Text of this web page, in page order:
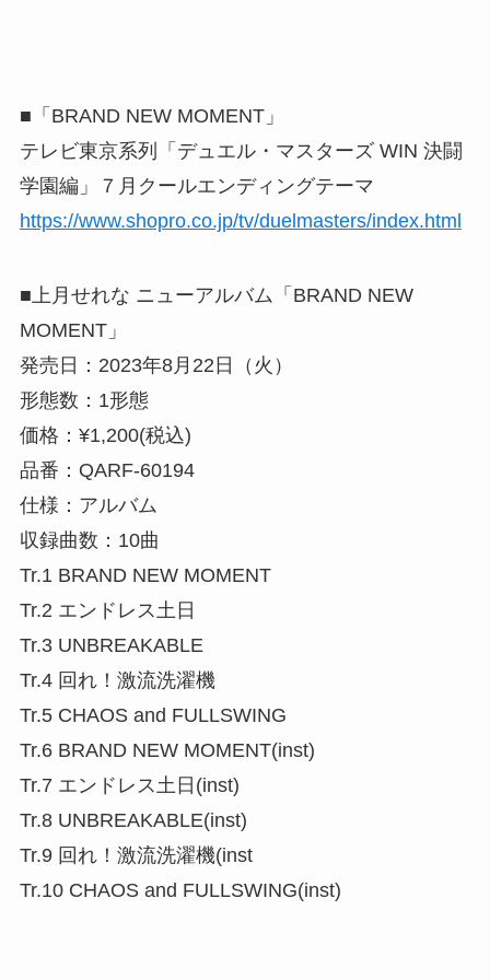
■「BRAND NEW MOMENT」
テレビ東京系列「デュエル・マスターズ WIN 決闘
学園編」７月クールエンディングテーマ
https://www.shopro.co.jp/tv/duelmasters/index.html
■上月せれな ニューアルバム「BRAND NEW
MOMENT」
発売日：2023年8月22日（火）
形態数：1形態
価格：¥1,200(税込)
品番：QARF-60194
仕様：アルバム
収録曲数：10曲
Tr.1 BRAND NEW MOMENT
Tr.2 エンドレス土日
Tr.3 UNBREAKABLE
Tr.4 回れ！激流洗濯機
Tr.5 CHAOS and FULLSWING
Tr.6 BRAND NEW MOMENT(inst)
Tr.7 エンドレス土日(inst)
Tr.8 UNBREAKABLE(inst)
Tr.9 回れ！激流洗濯機(inst
Tr.10 CHAOS and FULLSWING(inst)